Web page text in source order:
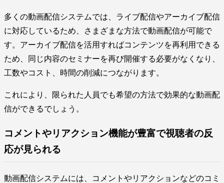
多くの動画配信システムでは、ライブ配信やアーカイブ配信
に対応しているため、さまざまな方法で動画配信が可能で
す。アーカイブ配信を活用すればコンテンツを再利用できる
ため、同じ内容のセミナーを再び開催する必要がなくなり、
工数やコスト、時間の削減につながります。
これにより、限られた人員でも希望の方法で効果的な動画配
信ができるでしょう。
コメントやリアクション機能が豊富で視聴者の反
応が見られる
動画配信システムには、コメントやリアクションなどのコミ